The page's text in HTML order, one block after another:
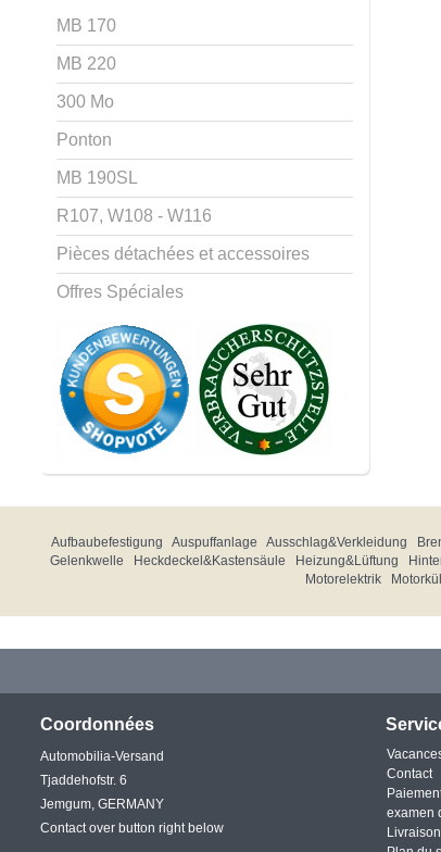
MB 170
MB 220
300 Mo
Ponton
MB 190SL
R107, W108 - W116
Pièces détachées et accessoires
Offres Spéciales
Aufbaubefestigung Auspuffanlage Ausschlag&Verkleidung
Gelenkwelle
Heckdeckel&Kastensäule Heizung&Lüftung
Motorelektrik
Coordonnées
Automobilia-Versand
Tjaddehofstr. 6
Jemgum, GERMANY
Contact over button right below
Contact
examen